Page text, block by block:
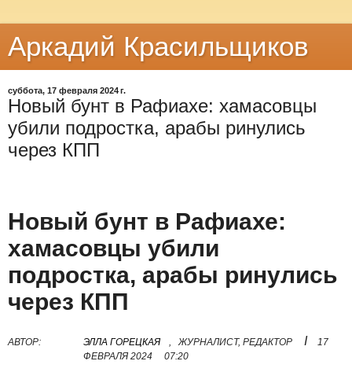
Аркадий Красильщиков
суббота, 17 февраля 2024 г.
Новый бунт в Рафиахе: хамасовцы
убили подростка, арабы ринулись
через КПП
Новый бунт в Рафиахе:
хамасовцы убили
подростка, арабы ринулись
через КПП
АВТОР: ЭЛЛА ГОРЕЦКАЯ ЖУРНАЛИСТ, РЕДАКТОР I
17
ФЕВРАЛЯ 2024
07:20